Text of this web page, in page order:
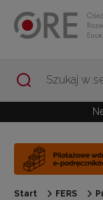
Start FERS